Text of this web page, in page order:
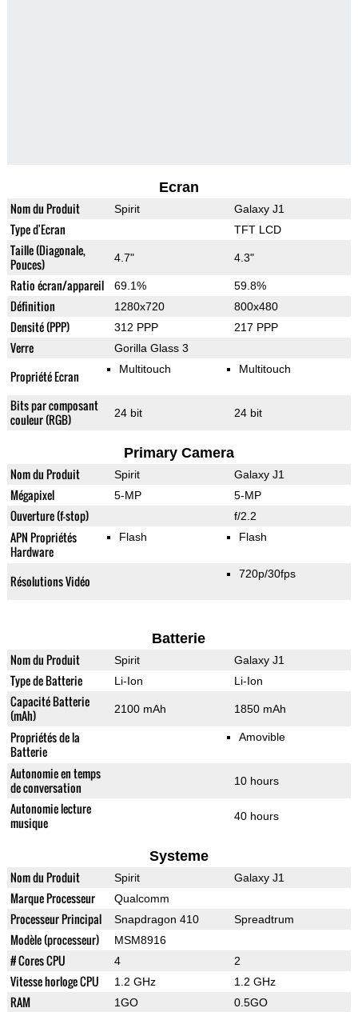
Ecran
Nom du Produit Spirit Galaxy J1
Type d'Ecran TFT LCD
Taille (Diagonale,
Pouces)
4.7" 4.3"
Ratio écran/appareil 69.1% 59.8%
Définition 1280x720 800x480
Densité (PPP) 312 PPP 217 PPP
Verre Gorilla Glass 3
Propriété Ecran Multitouch Multitouch
Bits par composant
couleur (RGB)
24 bit 24 bit
Primary Camera
Nom du Produit Spirit Galaxy J1
Mégapixel 5-MP 5-MP
Ouverture (f-stop) f/2.2
APN Propriétés
Hardware
Flash Flash
Résolutions Vidéo 720p/30fps
Batterie
Nom du Produit Spirit Galaxy J1
Type de Batterie Li-Ion Li-Ion
Capacité Batterie
(mAh)
2100 mAh 1850 mAh
Propriétés de la
Batterie
Amovible
Autonomie en temps
de conversation
10 hours
Autonomie lecture
musique
40 hours
Systeme
Nom du Produit Spirit Galaxy J1
Marque Processeur Qualcomm
Processeur Principal Snapdragon 410 Spreadtrum
Modèle (processeur) MSM8916
# Cores CPU 4 2
Vitesse horloge CPU 1.2 GHz 1.2 GHz
RAM 1GO 0.5GO